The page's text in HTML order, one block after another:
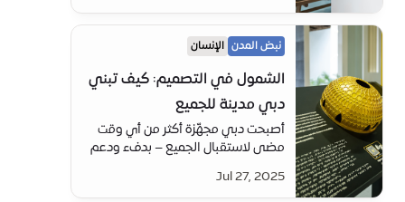
نبض المدن الإنسان
الشمول في التصميم: كيف تبني
دبي مدينة للجميع
أصبحت دبي مجهّزة أكثر من أي وقت
مضى لاستقبال الجميع – بدفء ودعم
Jul 27, 2025